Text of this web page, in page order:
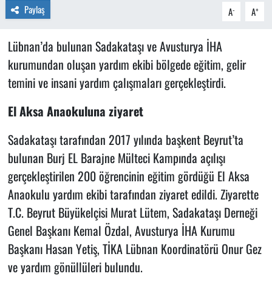
Paylaş A- A+
Lübnan’da bulunan Sadakataşı ve Avusturya İHA
kurumundan oluşan yardım ekibi bölgede eğitim, gelir
temini ve insani yardım çalışmaları gerçekleştirdi.
El Aksa Anaokuluna ziyaret
Sadakataşı tarafından 2017 yılında başkent Beyrut’ta
bulunan Burj EL Barajne Mülteci Kampında açılışı
gerçekleştirilen 200 öğrencinin eğitim gördüğü El Aksa
Anaokulu yardım ekibi tarafından ziyaret edildi. Ziyarette
T.C. Beyrut Büyükelçisi Murat Lütem, Sadakataşı Derneği
Genel Başkanı Kemal Özdal, Avusturya İHA Kurumu
Başkanı Hasan Yetiş, TİKA Lübnan Koordinatörü Onur Gez
ve yardım gönüllüleri bulundu.